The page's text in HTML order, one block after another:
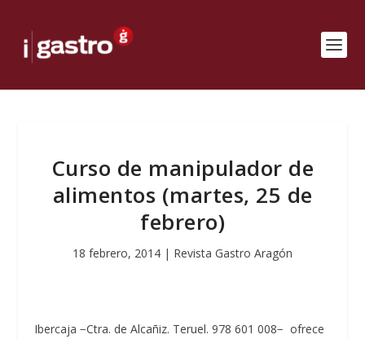
Curso de manipulador de
alimentos (martes, 25 de
febrero)
18 febrero, 2014 | Revista Gastro Aragón
Ibercaja −Ctra. de Alcañiz. Teruel. 978 601 008− ofrece